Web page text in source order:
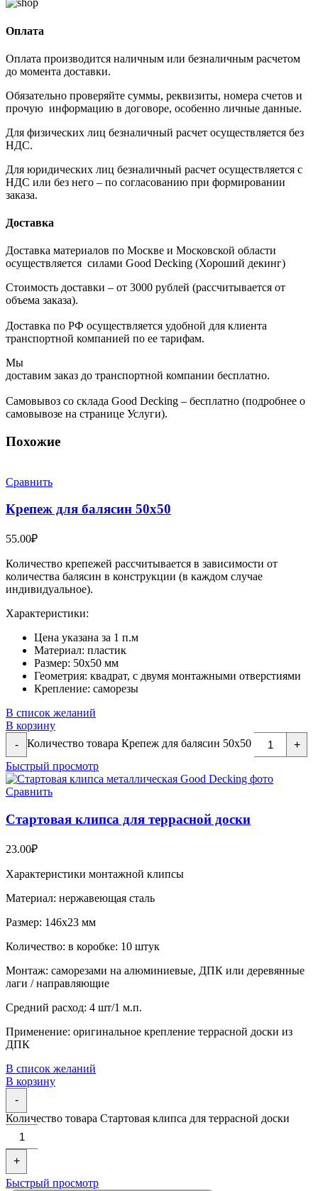
Оплата
Оплата производится наличным или безналичным расчетом
до момента доставки.
Обязательно проверяйте суммы, реквизиты, номера счетов и
прочую информацию в договоре, особенно личные данные.
Для физических лиц безналичный расчет осуществляется без
НДС.
Для юридических лиц безналичный расчет осуществляется с
НДС или без него – по согласованию при формировании
заказа.
Доставка
Доставка материалов по Москве и Московской области
осуществляется силами Good Decking (Хороший декинг)
Стоимость доставки – от 3000 рублей (рассчитывается от
объема заказа).
Доставка по РФ осуществляется удобной для клиента
транспортной компанией по ее тарифам.
Мы
доставим заказ до транспортной компании бесплатно.
Самовывоз со склада Good Decking – бесплатно (подробнее о
самовывозе на странице Услуги).
Похожие
Сравнить
Крепеж для балясин 50х50
55.00₽
Количество крепежей рассчитывается в зависимости от
количества балясин в конструкции (в каждом случае
индивидуальное).
Характеристики:
Цена указана за 1 п.м
Материал: пластик
Размер: 50х50 мм
Геометрия: квадрат, с двумя монтажными отверстиями
Крепление: саморезы
В список желаний
В корзину
-
Количество товара Крепеж для балясин 50х50
+
Быстрый просмотр
Сравнить
Стартовая клипса для террасной доски
23.00₽
Характеристики монтажной клипсы
Материал: нержавеющая сталь
Размер: 146х23 мм
Количество: в коробке: 10 штук
Монтаж: саморезами на алюминиевые, ДПК или деревянные
лаги / направляющие
Средний расход: 4 шт/1 м.п.
Применение: оригинальное крепление террасной доски из
ДПК
В список желаний
В корзину
-
Количество товара Стартовая клипса для террасной доски
+
Быстрый просмотр